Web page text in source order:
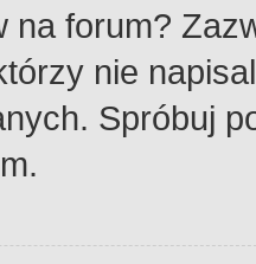
na forum?
nie
Spróbuj